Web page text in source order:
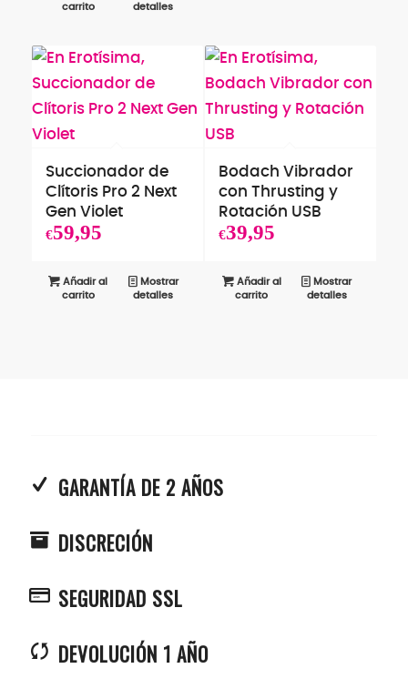
carrito
detalles
Succionador de
Clítoris Pro 2 Next
Gen Violet
€59,95
Añadir al
carrito
Mostrar
detalles
Bodach Vibrador
con Thrusting y
Rotación USB
€39,95
Añadir al
carrito
Mostrar
detalles
GARANTÍA DE 2 AÑOS
DISCRECIÓN
SEGURIDAD SSL
DEVOLUCIÓN 1 AÑO